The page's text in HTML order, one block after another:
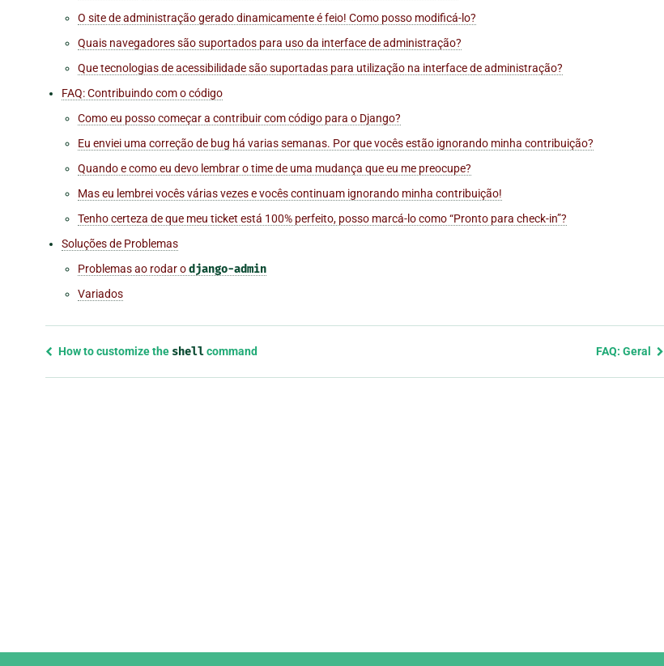
O site de administração gerado dinamicamente é feio! Como posso modificá-lo?
Quais navegadores são suportados para uso da interface de administração?
Que tecnologias de acessibilidade são suportadas para utilização na interface de administração?
FAQ: Contribuindo com o código
Como eu posso começar a contribuir com código para o Django?
Eu enviei uma correção de bug há varias semanas. Por que vocês estão ignorando minha contribuição?
Quando e como eu devo lembrar o time de uma mudança que eu me preocupe?
Mas eu lembrei vocês várias vezes e vocês continuam ignorando minha contribuição!
Tenho certeza de que meu ticket está 100% perfeito, posso marcá-lo como “Pronto para check-in”?
Soluções de Problemas
Problemas ao rodar odjango-admin
Variados
Previous
How to customize the shellcommand FAQ: Geral